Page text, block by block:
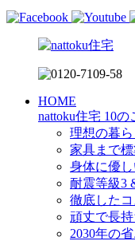
HOME
nattoku住宅 10の
理想の暮
家具まで
身体に優
耐震等級3
徹底した
頑丈で長
2030年の